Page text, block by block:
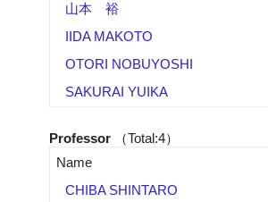
山本 裕
IIDA MAKOTO
OTORI NOBUYOSHI
SAKURAI YUIKA
Professor
（Total:4）
Name
CHIBA SHINTARO